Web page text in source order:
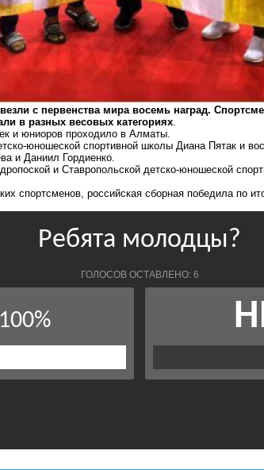
с первенства мира восемь наград.
в разных весовых категориях
и юниоров проходило в Алматы.
юношеской спортивной школы Диана Пятак и
и Даниил Гордиенко.
и Ставропольской детско-юношеской
спортсменов, российская сборная победила по